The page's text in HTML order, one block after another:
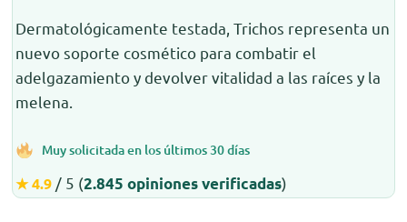
Dermatológicamente testada, Trichos representa un
nuevo soporte cosmético para combatir el
adelgazamiento y devolver vitalidad a las raíces y la
melena.
Muy solicitada en los últimos 30 días
★ 4.9 / 5 (2.845 opiniones verificadas)